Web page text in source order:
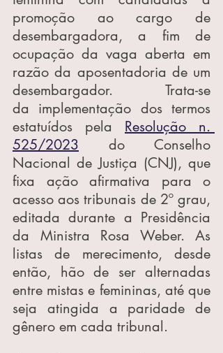
promoção ao cargo de
desembargadora, a fim de
ocupação da vaga aberta em
razão da aposentadoria de um
desembargador. Trata-se
da implementação dos termos
estatuídos pela Resolução n.
525/2023 do Conselho
Nacional de Justiça (CNJ), que
fixa ação afirmativa para o
acesso aos tribunais de 2º grau,
editada durante a Presidência
da Ministra Rosa Weber. As
listas de merecimento, desde
então, hão de ser alternadas
entre mistas e femininas, até que
seja atingida a paridade de
gênero em cada tribunal.